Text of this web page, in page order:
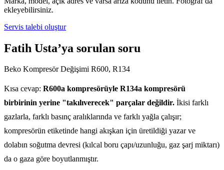
ekleyebilirsiniz.
Servis talebi oluştur
Fatih Usta’ya sorulan soru
Beko Kompresör Değişimi R600, R134
Kısa cevap: R600a kompresörüyle R134a kompresörü
birbirinin yerine "takılıverecek" parçalar değildir. İkisi farklı
gazlarla, farklı basınç aralıklarında ve farklı yağla çalışır;
kompresörün etiketinde hangi akışkan için üretildiği yazar ve
dolabın soğutma devresi (kılcal boru çapı/uzunluğu, gaz şarj miktarı)
da o gaza göre boyutlanmıştır.